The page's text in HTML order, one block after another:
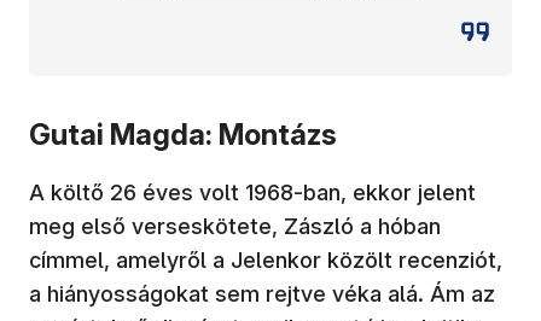
Gutai Magda: Montázs
A költő 26 éves volt 1968-ban, ekkor jelent
meg első verseskötete, Zászló a hóban
címmel, amelyről a Jelenkor közölt recenziót,
a hiányosságokat sem rejtve véka alá. Ám az